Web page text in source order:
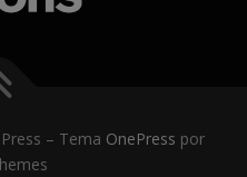
– Tema OnePress por